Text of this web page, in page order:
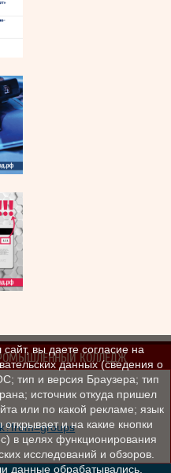
КОЛЛЕДЖ
вы даете согласие на
данных (сведения о
тип и версия Браузера; тип
источник откуда пришел
или по какой рекламе; язык
и на какие кнопки
в целях функционирования
исследований и обзоров.
данные обрабатывались,